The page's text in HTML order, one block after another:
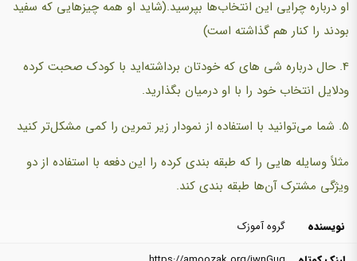
او درباره چرایی این انتخاب‌ها بپرسید.(شاید او همه چیزهایی که سفید
بودند را کنار هم گذاشته است)
4. حال درباره شی های که خودتان برداشته‌اید با کودک صحبت کرده
ودلایل انتخاب خود را با او درمیان بگذارید.
5. شما می‌توانید با استفاده از نمودار زیر تمرین را کمی مشکل‌تر کنید
مثلاً وسایله هایی را که طبقه بندی کرده را این دفعه با استفاده از دو
ویژگی مشترک آن‌ها طبقه بندی کند.
نویسنده
گروه آموزک